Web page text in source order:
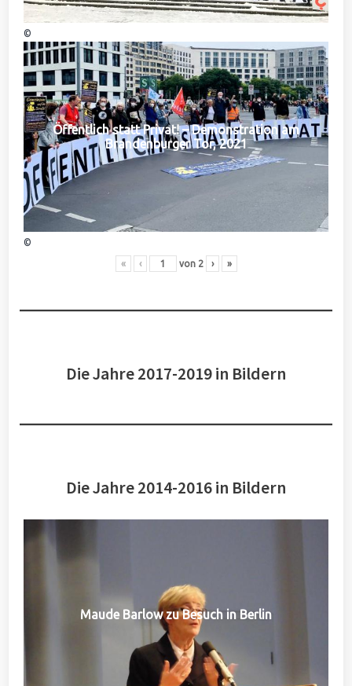
©
Öffentlich statt Privat! – Demonstration am
Brandenburger Tor, 2021
©
« ‹ von 2 › »
Die Jahre 2017-2019 in Bildern
Die Jahre 2014-2016 in Bildern
Maude Barlow zu Besuch in Berlin